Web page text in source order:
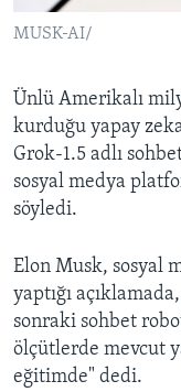
MUSK-AI/
Ünlü Amerikalı
kurduğu yapay
Grok-1.5 adlı
sosyal medya
söyledi.
Elon Musk, sosyal
yaptığı
sonraki sohbet
ölçütlerde mevcut
eğitimde" dedi.